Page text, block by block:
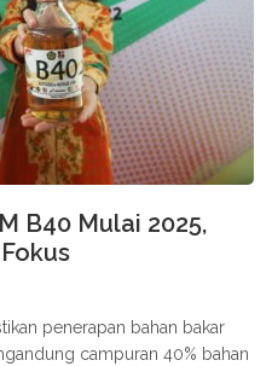
B40 Mulai 2025,
penerapan bahan bakar
campuran 40% bahan